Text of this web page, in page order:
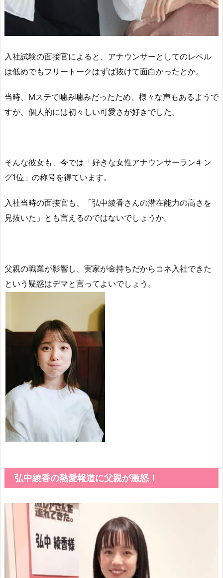
入社試験の面接官によると、アナウンサーとしてのレベル
は低めでもフリートークはずば抜けて面白かったとか。
当時、Mステで噛み噛みだったため、様々な声もあるようで
すが、個人的には初々しい可愛さが好きでした。
そんな彼女も、今では「好きな女性アナウンサーランキン
グ1位」の称号を得ています。
入社当時の面接官も、「弘中綾香さんの潜在能力の高さを
見抜いた」とも言えるのではないでしょうか。
父親の職業が影響し、実家が金持ちだからコネ入社できた
という疑惑はデマと言ってよいでしょう。
弘中綾香の熱愛報道に父親が激怒！